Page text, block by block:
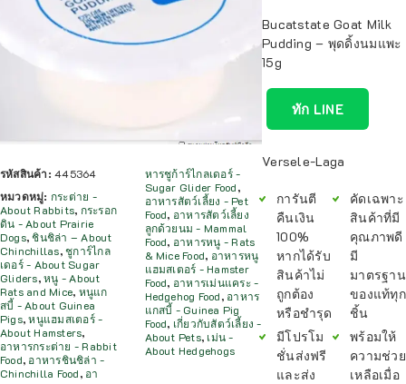
รหัสสินค้า:445364
หมวดหมู่: กระต่าย -
About Rabbits, กระรอก
ดิน - About Prairie
Dogs,ชินชิล่า – About
Chinchillas,ชูการ์ไกล
เดอร์ - About Sugar
Gliders,หนู - About
Rats and Mice, หนูแก
สบี้ - About Guinea
Pigs,หนูแฮมสเตอร์ -
About Hamsters,
อาหารกระต่าย - Rabbit
Food, อาหารชินชิล่า -
Chinchilla Food, อา
หารชูก้าร์ไกลเดอร์ -
Sugar Glider Food,
อาหารสัตว์เลี้ยง - Pet
Food, อาหารสัตว์เลี้ยง
ลูกด้วยนม - Mammal
Food, อาหารหนู - Rats
& Mice Food, อาหารหนู
แฮมสเตอร์ - Hamster
Food, อาหารเม่นแคระ -
Hedgehog Food, อาหาร
แกสบี้ - Guinea Pig
Food, เกี่ยวกับสัตว์เลี้ยง -
About Pets, เม่น -
About Hedgehogs
Bucatstate Goat Milk
Pudding – พุดดิ้งนมแพะ
15g
ทัก LINE
Versele-Laga
การันตี
คืนเงิน
100%
หากได้รับ
สินค้าไม่
ถูกต้อง
หรือชำรุด
มีโปรโม
ชั่นส่งฟรี
และส่ง
คัดเฉพาะ
สินค้าที่มี
คุณภาพดี
มี
มาตรฐาน
ของแท้ทุก
ชิ้น
พร้อมให้
ความช่วย
เหลือเมื่อ